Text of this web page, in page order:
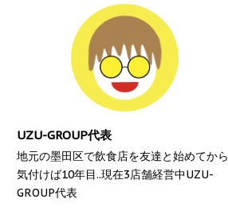
UZU-GROUP代表
地元の墨田区で飲食店を友達と始めてから
気付けば10年目..現在3店舗経営中UZU-
GROUP代表